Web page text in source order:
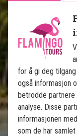
Balis
på Nusa
8
og Sanur
3
Lembongan
for å gi deg
også informasjon
betrodde partnere
analyse. Disse
informasjonen
som de har